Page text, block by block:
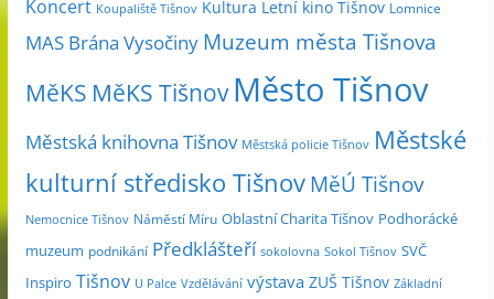
s
í
e
Koncert Koupaliště Tišnov Kultura Letní kino Tišnov Lomnice
MAS Brána Vysočiny Muzeum města Tišnova
MěKS MěKS Tišnov Město Tišnov
Městská knihovna Tišnov Městská policie Tišnov Městské
kulturní středisko Tišnov MěÚ Tišnov
Nemocnice Tišnov Náměstí Míru Oblastní Charita Tišnov Podhorácké
muzeum podnikání Předklášteří sokolovna Sokol Tišnov SVČ
Inspiro Tišnov U Palce Vzdělávání výstava ZUŠ Tišnov Základní